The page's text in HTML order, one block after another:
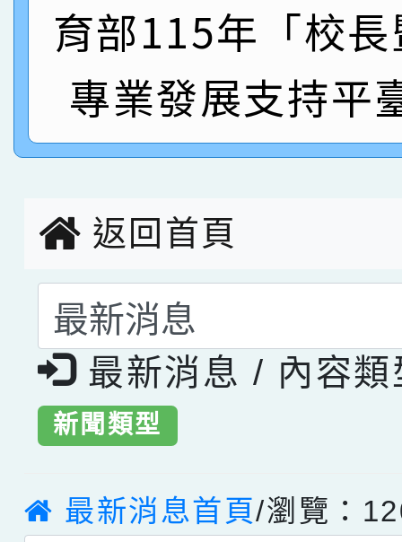
名 指導老師王老師、
園市英語競賽國小朗讀
指導老師林老師
賀！本校參加桃園市中
賽 劉文瑛教師榮獲教
臺灣台語-第二名
賀！本校參與2026世
育部115年「校
專業發展支持平
返回首頁
選擇後頁面內容會更
最新消息 / 內容類
新聞類型
最新消息首頁/瀏覽：